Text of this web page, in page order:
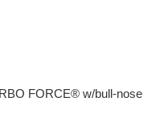
FORCE® w/bull-nose